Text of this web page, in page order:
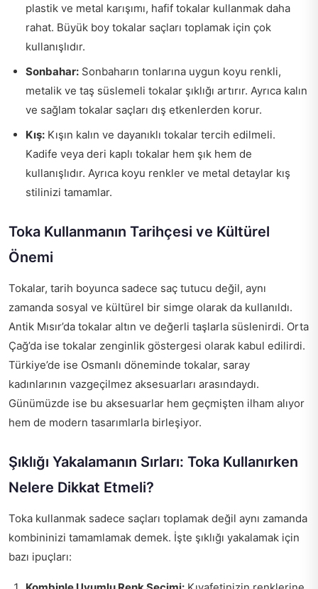
plastik ve metal karışımı, hafif tokalar kullanmak daha
rahat. Büyük boy tokalar saçları toplamak için çok
kullanışlıdır.
Sonbahar: Sonbaharın tonlarına uygun koyu renkli,
metalik ve taş süslemeli tokalar şıklığı artırır. Ayrıca kalın
ve sağlam tokalar saçları dış etkenlerden korur.
Kış: Kışın kalın ve dayanıklı tokalar tercih edilmeli.
Kadife veya deri kaplı tokalar hem şık hem de
kullanışlıdır. Ayrıca koyu renkler ve metal detaylar kış
stilinizi tamamlar.
Toka Kullanmanın Tarihçesi ve Kültürel
Önemi
Tokalar, tarih boyunca sadece saç tutucu değil, aynı
zamanda sosyal ve kültürel bir simge olarak da kullanıldı.
Antik Mısır’da tokalar altın ve değerli taşlarla süslenirdi. Orta
Çağ’da ise tokalar zenginlik göstergesi olarak kabul edilirdi.
Türkiye’de ise Osmanlı döneminde tokalar, saray
kadınlarının vazgeçilmez aksesuarları arasındaydı.
Günümüzde ise bu aksesuarlar hem geçmişten ilham alıyor
hem de modern tasarımlarla birleşiyor.
Şıklığı Yakalamanın Sırları: Toka Kullanırken
Nelere Dikkat Etmeli?
Toka kullanmak sadece saçları toplamak değil aynı zamanda
kombininizi tamamlamak demek. İşte şıklığı yakalamak için
bazı ipuçları: